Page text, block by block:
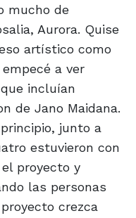
mucho de
Aurora. Quise
artístico como
a ver
incluían
de Jano Maidana.
junto a
estuvieron con
proyecto y
las personas
crezca